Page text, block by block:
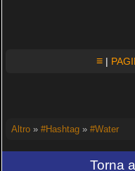
≡ |
Altro» #Hashtag» #Water
Torna